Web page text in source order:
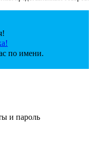
по имени.
и пароль